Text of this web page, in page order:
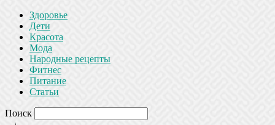
Здоровье
Дети
Красота
Мода
Народные рецепты
Фитнес
Питание
Статьи
Поиск